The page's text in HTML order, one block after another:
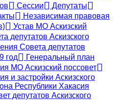
Сессии
Депутаты
Независимая правовая
Устав МО Аскизский
депутатов Аскизского
Совета депутатов
год
Генеральный план
МО Аскизский поссовет
и застройки Аскизского
Республики Хакасия
депутатов Аскизского